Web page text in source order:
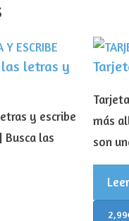
las letras y
y escribe
Busca las
más
son